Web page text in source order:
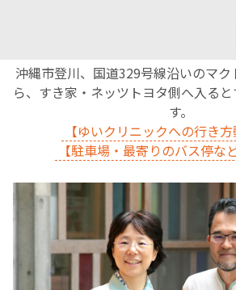
沖縄市登川、国道329号線沿いのマ
ら、すき家・ネッツトヨタ側へ入る
す。
【ゆいクリニックへの行き方
【駐車場・最寄りのバス停な